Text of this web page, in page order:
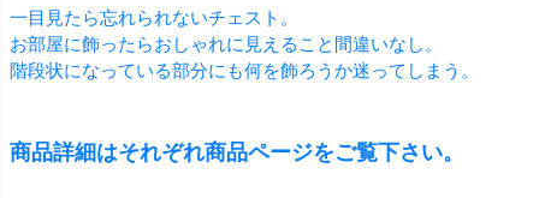
一目見たら忘れられないチェスト。
お部屋に飾ったらおしゃれに見えること間違いなし。
階段状になっている部分にも何を飾ろうか迷ってしまう。
商品詳細はそれぞれ商品ページをご覧下さい。